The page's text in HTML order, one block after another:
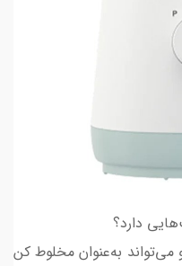
۲ کاره است و می‌تواند به‌عنوان مخلوط کن